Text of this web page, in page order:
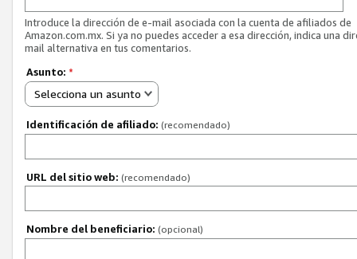
Introduce la dirección de e-mail asociada con la cuenta de afiliados de
Amazon.com.mx. Si ya no puedes acceder a esa dirección, indica una
mail alternativa en tus comentarios.
Asunto: *
Selecciona un asunto
Identificación de afiliado: (recomendado)
URL del sitio web: (recomendado)
Nombre del beneficiario: (opcional)